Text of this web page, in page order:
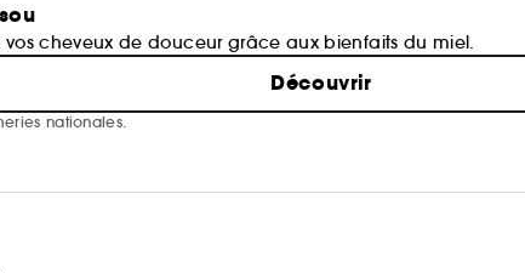
vos cheveux de douceur grâce aux bienfaits du miel.
Découvrir
nationales.